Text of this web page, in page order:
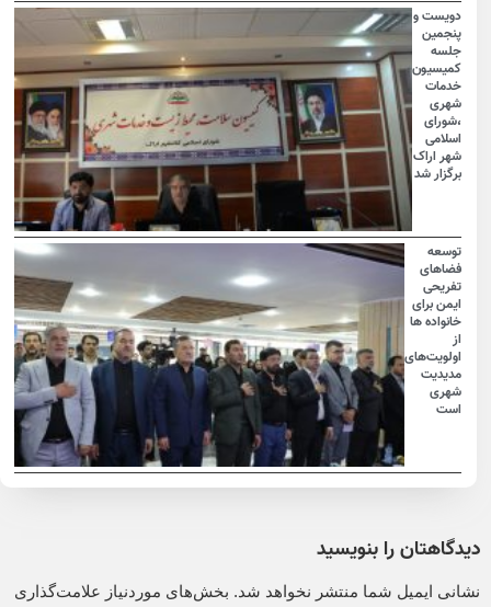
دویست و
پنجمین
جلسه
کمیسیون
خدمات
شهری
،شورای
اسلامی
شهر اراک
برگزار شد
توسعه
فضاهای
تفریحی
ایمن برای
خانواده ها
اولویت‌های
مدیدیت
شهری
است
دیدگاهتان را بنویسید
نشانی ایمیل شما منتشر نخواهد شد. بخش‌های موردنیاز علامت‌گذاری